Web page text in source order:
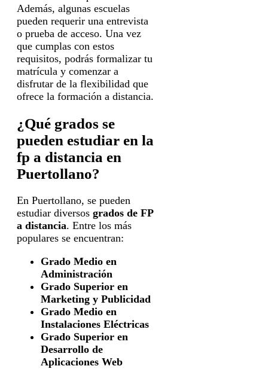
Además, algunas escuelas
pueden requerir una entrevista
o prueba de acceso. Una vez
que cumplas con estos
requisitos, podrás formalizar tu
matrícula y comenzar a
disfrutar de la flexibilidad que
ofrece la formación a distancia.
¿Qué grados se
pueden estudiar en la
fp a distancia en
Puertollano?
En Puertollano, se pueden
estudiar diversos grados de FP
a distancia. Entre los más
populares se encuentran:
Grado Medio en
Administración
Grado Superior en
Marketing y Publicidad
Grado Medio en
Instalaciones Eléctricas
Grado Superior en
Desarrollo de
Aplicaciones Web